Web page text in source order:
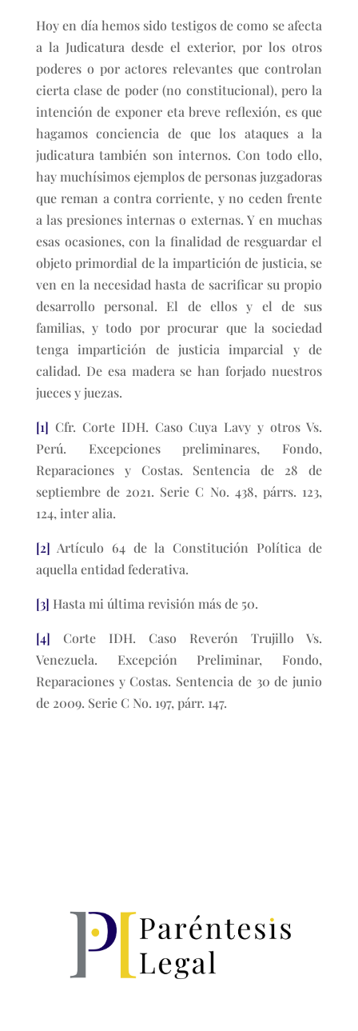
Hoy en día hemos sido testigos de como se afecta
a la Judicatura desde el exterior, por los otros
poderes o por actores relevantes que controlan
cierta clase de poder (no constitucional), pero la
intención de exponer eta breve reflexión, es que
hagamos conciencia de que los ataques a la
judicatura también son internos. Con todo ello,
hay muchísimos ejemplos de personas juzgadoras
que reman a contra corriente, y no ceden frente
a las presiones internas o externas. Y en muchas
esas ocasiones, con la finalidad de resguardar el
objeto primordial de la impartición de justicia, se
ven en la necesidad hasta de sacrificar su propio
desarrollo personal. El de ellos y el de sus
familias, y todo por procurar que la sociedad
tenga impartición de justicia imparcial y de
calidad. De esa madera se han forjado nuestros
jueces y juezas.
[1] Cfr. Corte IDH. Caso Cuya Lavy y otros Vs.
Perú. Excepciones preliminares, Fondo,
Reparaciones y Costas. Sentencia de 28 de
septiembre de 2021. Serie C No. 438, párrs. 123,
124, inter alia.
[2] Artículo 64 de la Constitución Política de
aquella entidad federativa.
[3] Hasta mi última revisión más de 50.
[4] Corte IDH. Caso Reverón Trujillo Vs.
Venezuela. Excepción Preliminar, Fondo,
Reparaciones y Costas. Sentencia de 30 de junio
de 2009. Serie C No. 197, párr. 147.